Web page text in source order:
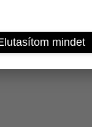
mindet